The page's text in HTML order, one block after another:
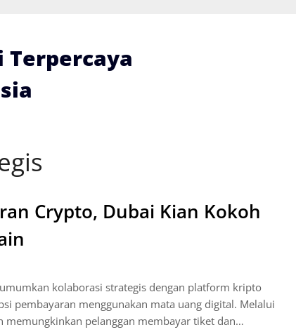
Crypto, Dubai Kian Kokoh
kolaborasi strategis dengan platform kripto
pembayaran menggunakan mata uang digital. Melalui
memungkinkan pelanggan membayar tiket dan…